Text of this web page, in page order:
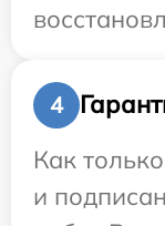
4
Как
и